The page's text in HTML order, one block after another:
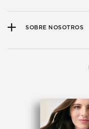
SOBRE NOSOTROS